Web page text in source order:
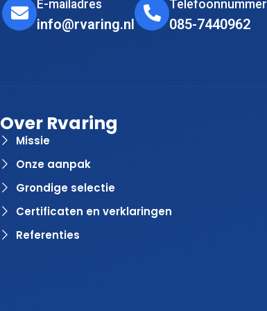
E-mailadres
info@rvaring.nl
Telefoonnummer
085-7440962
Over Rvaring
Missie
Onze aanpak
Grondige selectie
Certificaten en verklaringen
Referenties